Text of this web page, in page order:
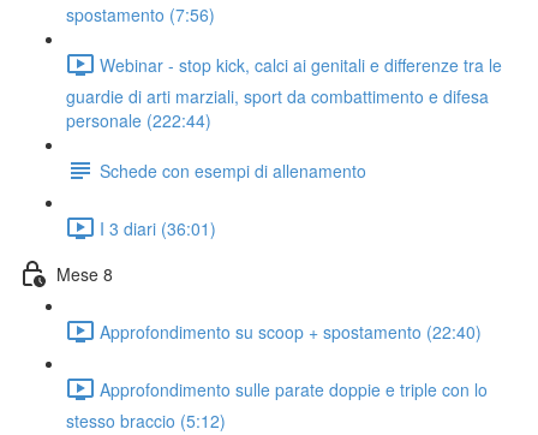
spostamento (7:56)
Webinar - stop kick, calci ai genitali e differenze tra le
guardie di arti marziali, sport da combattimento e difesa
personale (222:44)
Schede con esempi di allenamento
I 3 diari (36:01)
Mese 8
Approfondimento su scoop + spostamento (22:40)
Approfondimento sulle parate doppie e triple con lo
stesso braccio (5:12)